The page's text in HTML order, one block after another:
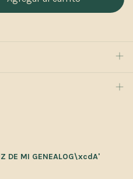
DE MI GENEALOG\xcdA'